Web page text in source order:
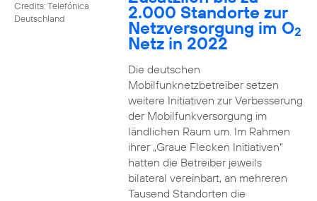
Credits: Telefónica
Deutschland
2.000 Standorte zur
Netzversorgung im O2
Netz in 2022
Die deutschen
Mobilfunknetzbetreiber setzen
weitere Initiativen zur Verbesserung
der Mobilfunkversorgung im
ländlichen Raum um. Im Rahmen
ihrer „Graue Flecken Initiativen“
hatten die Betreiber jeweils
bilateral vereinbart, an mehreren
Tausend Standorten die